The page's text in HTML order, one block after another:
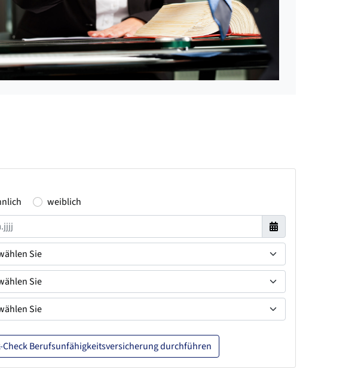
weiblich
Check Berufsunfähigkeitsversicherung durchführen